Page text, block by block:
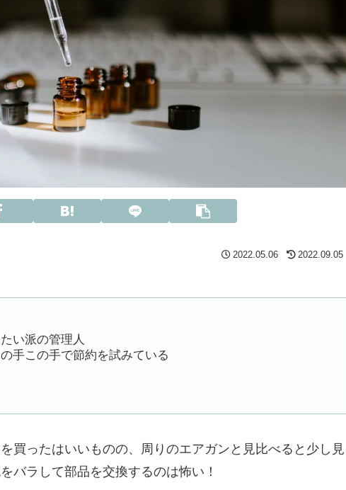
2022.05.06 2022.09.05
い派の管理人
手この手で節約を試みている
買ったはいいものの、周りのエアガンと見比べると少し見
バラして部品を交換するのは怖い！